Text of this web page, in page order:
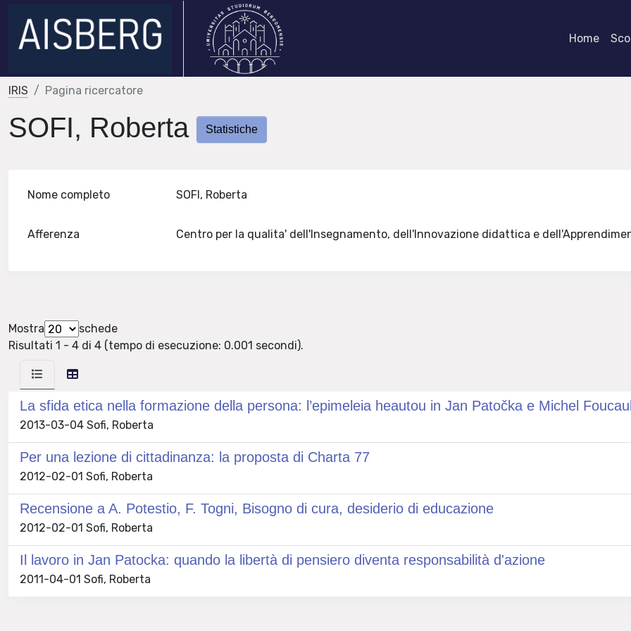
Home
IRIS Pagina ricercatore
SOFI, Roberta Statistiche
Nome completo SOFI, Roberta
Afferenza Centro per la qualita' dell'Insegnamento, dell'Innovazione didattica e
Mostra
schede
Risultati 1 - 4 di 4 (tempo di esecuzione: 0.001 secondi).
La sfida etica nella formazione della persona: l’epimeleia heautou in Jan Patočka e Michel
2013-03-04 Sofi, Roberta
Per una lezione di cittadinanza: la proposta di Charta 77
2012-02-01 Sofi, Roberta
Recensione a A. Potestio, F. Togni, Bisogno di cura, desiderio di educazione
2012-02-01 Sofi, Roberta
Il lavoro in Jan Patocka: quando la libertà di pensiero diventa responsabilità d'azione
2011-04-01 Sofi, Roberta